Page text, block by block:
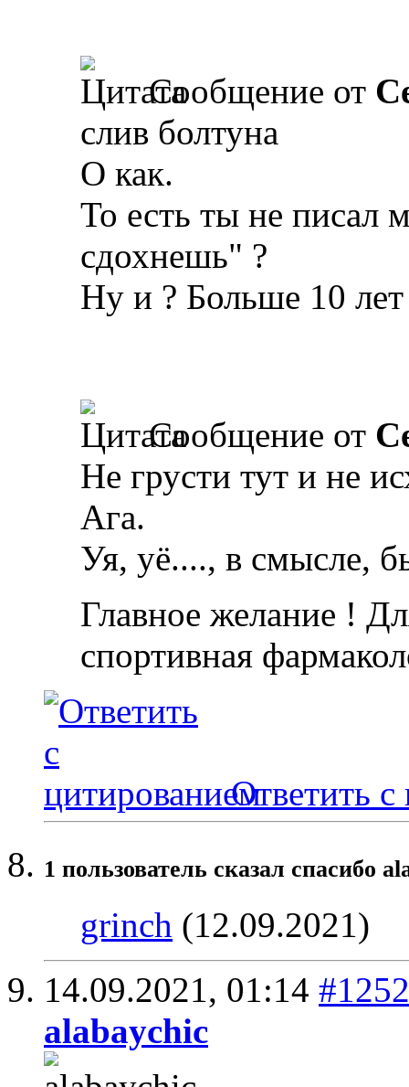
Сообщение от
слив болтуна
О как.
То есть ты не писал
сдохнешь" ?
Ну и ? Больше 10
Сообщение от
Не грусти тут и не
Ага.
Уя, уё...., в смысле,
Главное желание !
спортивная
Ответить с
1 пользователь сказал cпасибо
grinch (12.09.2021)
14.09.2021, 01:14
alabaychic